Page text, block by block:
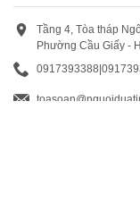
Tầng 4, Tòa tháp
Phường Cầu Giấy -
0917393388|